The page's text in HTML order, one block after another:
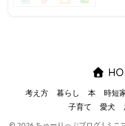
考え方 暮らし 本 時短
子育て
愛犬